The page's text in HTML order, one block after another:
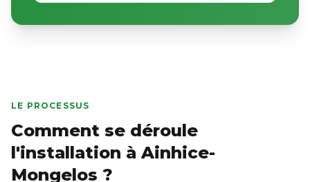
LE PROCESSUS
Comment se déroule
l'installation à Ainhice-
Mongelos ?